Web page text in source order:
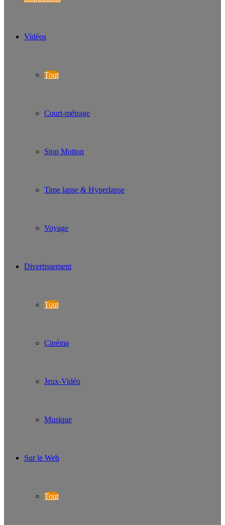
Vidéos
Tout
Court-métrage
Stop Motion
Time lapse & Hyperlapse
Voyage
Divertissement
Tout
Cinéma
Jeux-Vidéo
Musique
Sur le Web
Tout